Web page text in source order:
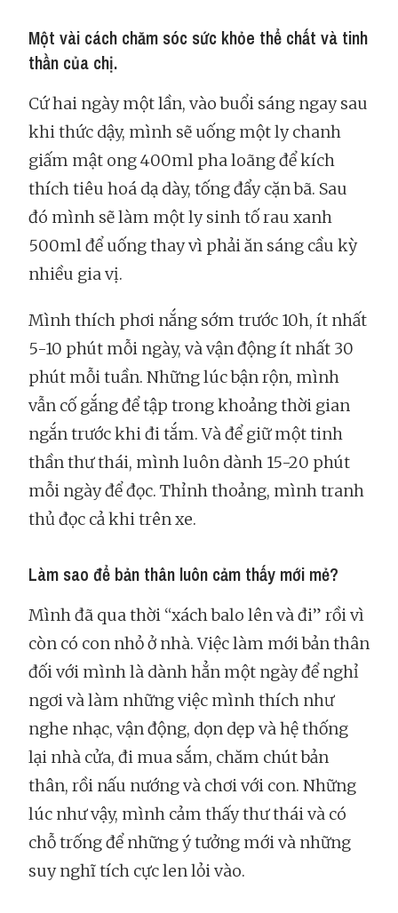
Một vài cách chăm sóc sức khỏe thể chất và tinh
thần của chị.
Cứ hai ngày một lần, vào buổi sáng ngay sau
khi thức dậy, mình sẽ uống một ly chanh
giấm mật ong 400ml pha loãng để kích
thích tiêu hoá dạ dày, tống đẩy cặn bã. Sau
đó mình sẽ làm một ly sinh tố rau xanh
500ml để uống thay vì phải ăn sáng cầu kỳ
nhiều gia vị.
Mình thích phơi nắng sớm trước 10h, ít nhất
5-10 phút mỗi ngày, và vận động ít nhất 30
phút mỗi tuần. Những lúc bận rộn, mình
vẫn cố gắng để tập trong khoảng thời gian
ngắn trước khi đi tắm. Và để giữ một tinh
thần thư thái, mình luôn dành 15-20 phút
mỗi ngày để đọc. Thỉnh thoảng, mình tranh
thủ đọc cả khi trên xe.
Làm sao để bản thân luôn cảm thấy mới mẻ?
Mình đã qua thời “xách balo lên và đi” rồi vì
còn có con nhỏ ở nhà. Việc làm mới bản thân
đối với mình là dành hẳn một ngày để nghỉ
ngơi và làm những việc mình thích như
nghe nhạc, vận động, dọn dẹp và hệ thống
lại nhà cửa, đi mua sắm, chăm chút bản
thân, rồi nấu nướng và chơi với con. Những
lúc như vậy, mình cảm thấy thư thái và có
chỗ trống để những ý tưởng mới và những
suy nghĩ tích cực len lỏi vào.